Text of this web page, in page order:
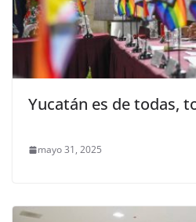
Yucatán es de todas,
mayo 31, 2025